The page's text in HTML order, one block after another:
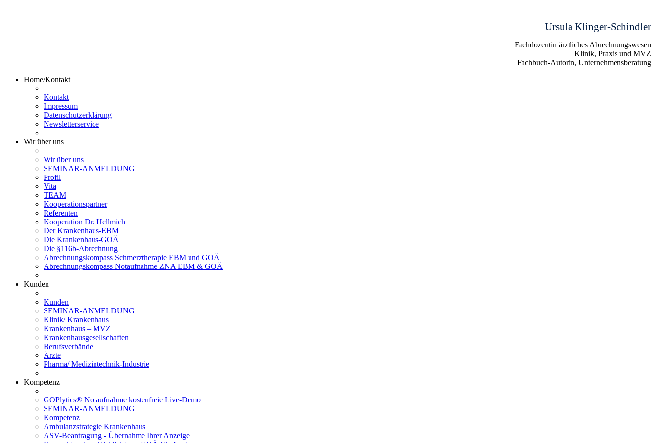
Ursula Klinger-Schindler
Fachdozentin ärztliches Abrechnungswesen
Klinik, Praxis und MVZ
Fachbuch-Autorin, Unternehmensberatung
Home/Kontakt
Kontakt
Impressum
Datenschutzerklärung
Newsletterservice
Wir über uns
Wir über uns
SEMINAR-ANMELDUNG
Profil
Vita
TEAM
Kooperationspartner
Referenten
Kooperation Dr. Hellmich
Der Krankenhaus-EBM
Die Krankenhaus-GOÄ
Die §116b-Abrechnung
Abrechnungskompass Schmerztherapie EBM und GOÄ
Abrechnungskompass Notaufnahme ZNA EBM & GOÄ
Kunden
Kunden
SEMINAR-ANMELDUNG
Klinik/ Krankenhaus
Krankenhaus – MVZ
Krankenhausgesellschaften
Berufsverbände
Ärzte
Pharma/ Medizintechnik-Industrie
Kompetenz
GOPlytics® Notaufnahme kostenfreie Live-Demo
SEMINAR-ANMELDUNG
Kompetenz
Ambulanzstrategie Krankenhaus
ASV-Beantragung - Übernahme Ihrer Anzeige